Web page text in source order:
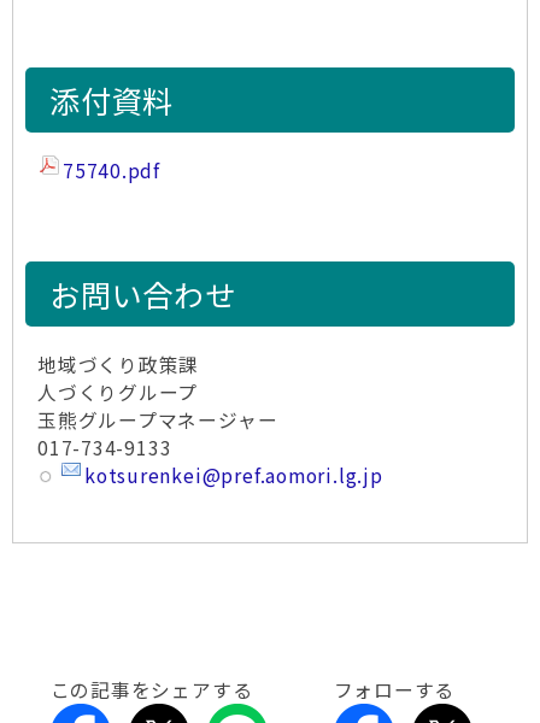
添付資料
75740.pdf
お問い合わせ
地域づくり政策課
人づくりグループ
玉熊グループマネージャー
017-734-9133
kotsurenkei@pref.aomori.lg.jp
この記事をシェアする フォローする